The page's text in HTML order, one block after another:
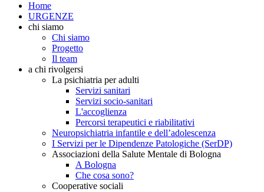
Home
URGENZE
chi siamo
Chi siamo
Progetto
Il team
a chi rivolgersi
La psichiatria per adulti
Servizi sanitari
Servizi socio-sanitari
L'accoglienza
Percorsi terapeutici e riabilitativi
Neuropsichiatria infantile e dell’adolescenza
I Servizi per le Dipendenze Patologiche (SerDP)
Associazioni della Salute Mentale di Bologna
A Bologna
Che cosa sono?
Cooperative sociali